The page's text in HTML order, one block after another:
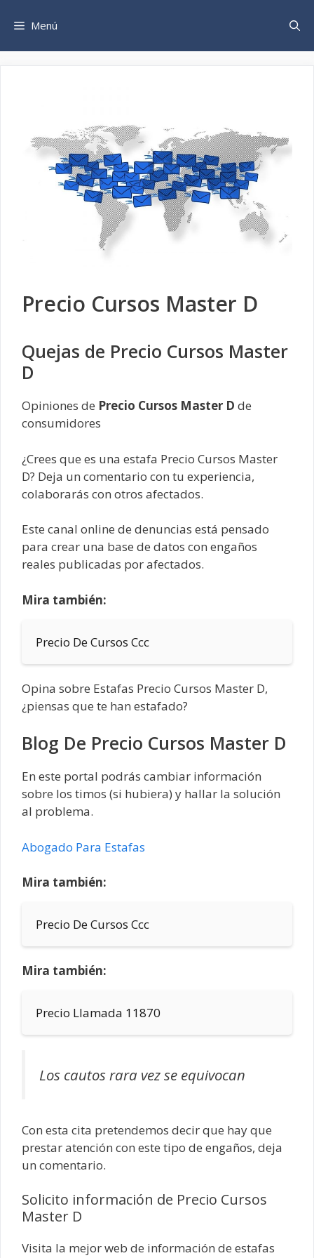
Menú
Precio Cursos Master D
Quejas de Precio Cursos Master
D
Opiniones de Precio Cursos Master D de
consumidores
¿Crees que es una estafa Precio Cursos Master
D? Deja un comentario con tu experiencia,
colaborarás con otros afectados.
Este canal online de denuncias está pensado
para crear una base de datos con engaños
reales publicadas por afectados.
Mira también:
Precio De Cursos Ccc
Opina sobre Estafas Precio Cursos Master D,
¿piensas que te han estafado?
Blog De Precio Cursos Master D
En este portal podrás cambiar información
sobre los timos (si hubiera) y hallar la solución
al problema.
Abogado Para Estafas
Mira también:
Precio De Cursos Ccc
Mira también:
Precio Llamada 11870
Los cautos rara vez se equivocan
Con esta cita pretendemos decir que hay que
prestar atención con este tipo de engaños, deja
un comentario.
Solicito información de Precio Cursos
Master D
Visita la mejor web de información de estafas